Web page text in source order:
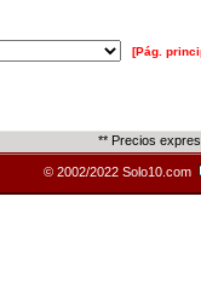
[Pág.
** Precios
© 2002/2022 Solo10.com